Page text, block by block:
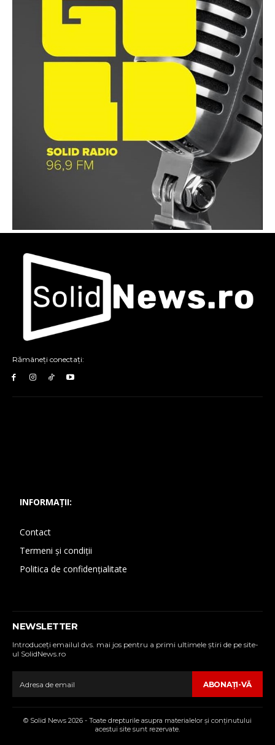
Rămâneți conectați:
INFORMAȚII:
Contact
Termeni și condiții
Politica de confidențialitate
NEWSLETTER
Introduceţi emailul dvs. mai jos pentru a primi ultimele ştiri de pe site-
ul SolidNews.ro
ABONAŢI-VĂ
© Solid News 2026 - Toate drepturile asupra materialelor şi conţinutului
acestui site sunt rezervate.